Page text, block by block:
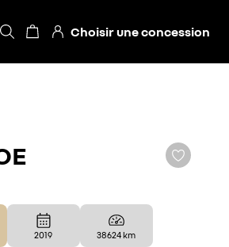
Choisir une concession
2019 38 624 km